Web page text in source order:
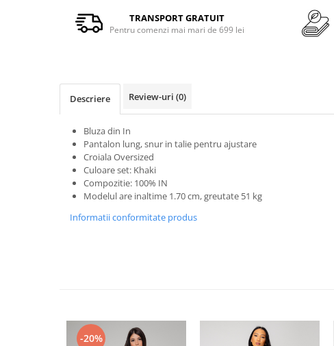
TRANSPORT GRATUIT
Pentru comenzi mai mari de 699 lei
Descriere Review-uri (0)
Bluza din In
Pantalon lung, snur in talie pentru ajustare
Croiala Oversized
Culoare set: Khaki
Compozitie: 100% IN
Modelul are inaltime 1.70 cm, greutate 51 kg
Informatii conformitate produs
-20%